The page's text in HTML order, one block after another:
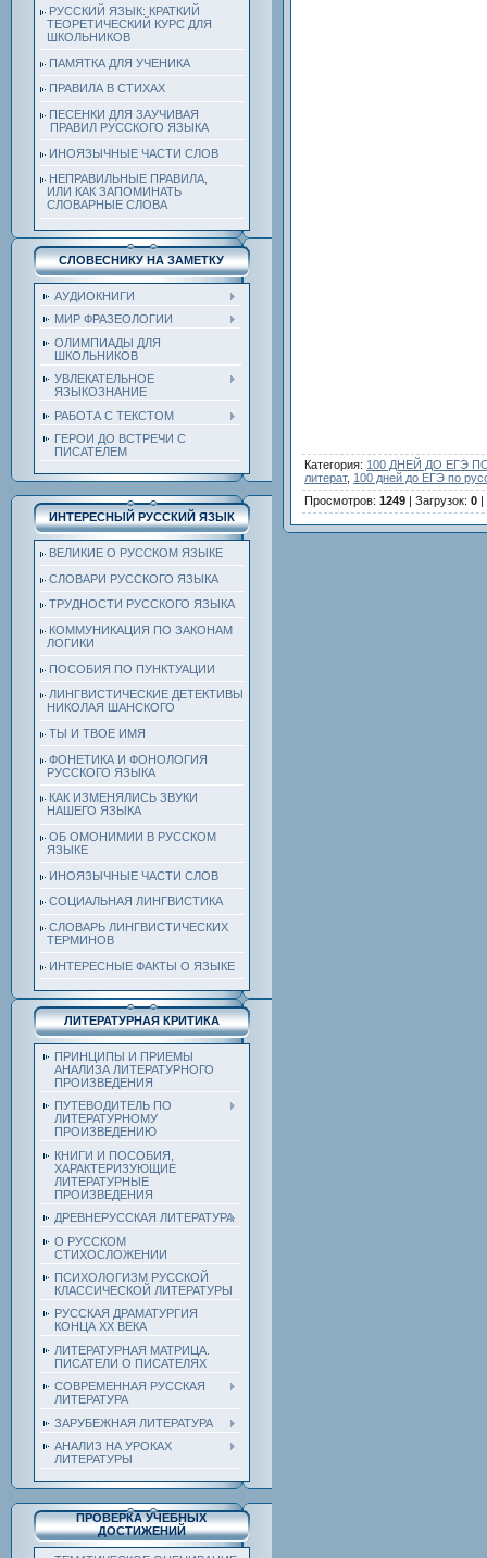
РУССКИЙ ЯЗЫК: КРАТКИЙ
ТЕОРЕТИЧЕСКИЙ КУРС ДЛЯ
ШКОЛЬНИКОВ
ПАМЯТКА ДЛЯ УЧЕНИКА
ПРАВИЛА В СТИХАХ
ПЕСЕНКИ ДЛЯ ЗАУЧИВАЯ
ПРАВИЛ РУССКОГО ЯЗЫКА
ИНОЯЗЫЧНЫЕ ЧАСТИ СЛОВ
НЕПРАВИЛЬНЫЕ ПРАВИЛА,
ИЛИ КАК ЗАПОМИНАТЬ
СЛОВАРНЫЕ СЛОВА
СЛОВЕСНИКУ НА ЗАМЕТКУ
АУДИОКНИГИ
МИР ФРАЗЕОЛОГИИ
ОЛИМПИАДЫ ДЛЯ
ШКОЛЬНИКОВ
УВЛЕКАТЕЛЬНОЕ
ЯЗЫКОЗНАНИЕ
РАБОТА С ТЕКСТОМ
ГЕРОИ ДО ВСТРЕЧИ С
ПИСАТЕЛЕМ
ИНТЕРЕСНЫЙ РУССКИЙ ЯЗЫК
ВЕЛИКИЕ О РУССКОМ ЯЗЫКЕ
СЛОВАРИ РУССКОГО ЯЗЫКА
ТРУДНОСТИ РУССКОГО ЯЗЫКА
КОММУНИКАЦИЯ ПО ЗАКОНАМ
ЛОГИКИ
ПОСОБИЯ ПО ПУНКТУАЦИИ
ЛИНГВИСТИЧЕСКИЕ ДЕТЕКТИВЫ
НИКОЛАЯ ШАНСКОГО
ТЫ И ТВОЕ ИМЯ
ФОНЕТИКА И ФОНОЛОГИЯ
РУССКОГО ЯЗЫКА
КАК ИЗМЕНЯЛИСЬ ЗВУКИ
НАШЕГО ЯЗЫКА
ОБ ОМОНИМИИ В РУССКОМ
ЯЗЫКЕ
ИНОЯЗЫЧНЫЕ ЧАСТИ СЛОВ
СОЦИАЛЬНАЯ ЛИНГВИСТИКА
СЛОВАРЬ ЛИНГВИСТИЧЕСКИХ
ТЕРМИНОВ
ИНТЕРЕСНЫЕ ФАКТЫ О ЯЗЫКЕ
ЛИТЕРАТУРНАЯ КРИТИКА
ПРИНЦИПЫ И ПРИЕМЫ
АНАЛИЗА ЛИТЕРАТУРНОГО
ПРОИЗВЕДЕНИЯ
ПУТЕВОДИТЕЛЬ ПО
ЛИТЕРАТУРНОМУ
ПРОИЗВЕДЕНИЮ
КНИГИ И ПОСОБИЯ,
ХАРАКТЕРИЗУЮЩИЕ
ЛИТЕРАТУРНЫЕ
ПРОИЗВЕДЕНИЯ
ДРЕВНЕРУССКАЯ ЛИТЕРАТУРА
О РУССКОМ
СТИХОСЛОЖЕНИИ
ПСИХОЛОГИЗМ РУССКОЙ
КЛАССИЧЕСКОЙ ЛИТЕРАТУРЫ
РУССКАЯ ДРАМАТУРГИЯ
КОНЦА ХХ ВЕКА
ЛИТЕРАТУРНАЯ МАТРИЦА.
ПИСАТЕЛИ О ПИСАТЕЛЯХ
СОВРЕМЕННАЯ РУССКАЯ
ЛИТЕРАТУРА
ЗАРУБЕЖНАЯ ЛИТЕРАТУРА
АНАЛИЗ НА УРОКАХ
ЛИТЕРАТУРЫ
ПРОВЕРКА УЧЕБНЫХ
ДОСТИЖЕНИЙ
Категория: 100 ДНЕЙ ДО ЕГЭ
литерат, 100 дней до ЕГЭ по
Просмотров: 1249 | Загрузок: 0 |